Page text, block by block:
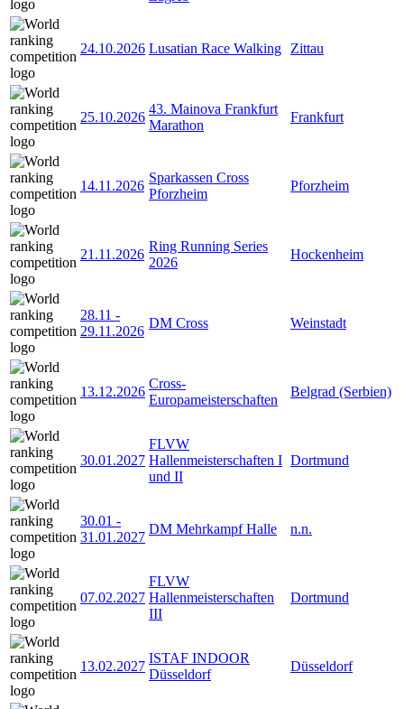
24.10.2026 Lusatian Race Walking Zittau
25.10.2026
43. Mainova Frankfurt
Marathon
Frankfurt
14.11.2026
Sparkassen Cross
Pforzheim
Pforzheim
21.11.2026
Ring Running Series
2026
Hockenheim
28.11 -
29.11.2026
DM Cross Weinstadt
13.12.2026
Cross-
Europameisterschaften
Belgrad (Serbien)
30.01.2027
FLVW
Hallenmeisterschaften I
und II
Dortmund
30.01 -
31.01.2027
DM Mehrkampf Halle n.n.
07.02.2027
FLVW
Hallenmeisterschaften
III
Dortmund
13.02.2027
ISTAF INDOOR
Düsseldorf
Düsseldorf